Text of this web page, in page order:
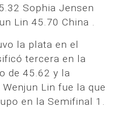
Sophia Jensen
Lin 45.70 China .
la plata en el
tercera en la
de 45.62 y la
Lin fue la que
en la Semifinal 1.